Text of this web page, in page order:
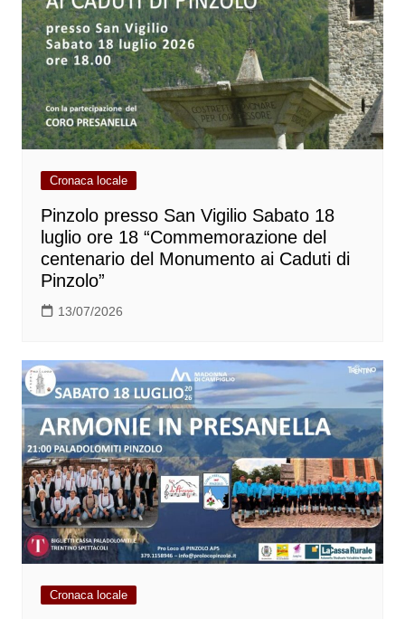
Cronaca locale
Pinzolo presso San Vigilio Sabato 18
luglio ore 18 “Commemorazione del
centenario del Monumento ai Caduti di
Pinzolo”
13/07/2026
Cronaca locale